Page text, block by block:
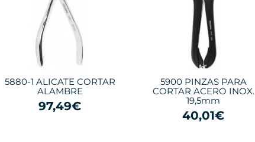
5880-1 ALICATE CORTAR
ALAMBRE
97,49€
5900 PINZAS PARA
CORTAR ACERO INOX.
19,5mm
40,01€